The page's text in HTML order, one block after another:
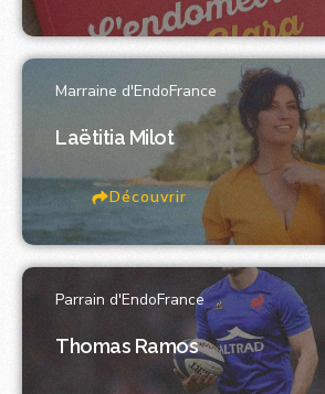
Marraine d'EndoFrance
Laëtitia Milot
Découvrir
Parrain d'EndoFrance
Thomas Ramos